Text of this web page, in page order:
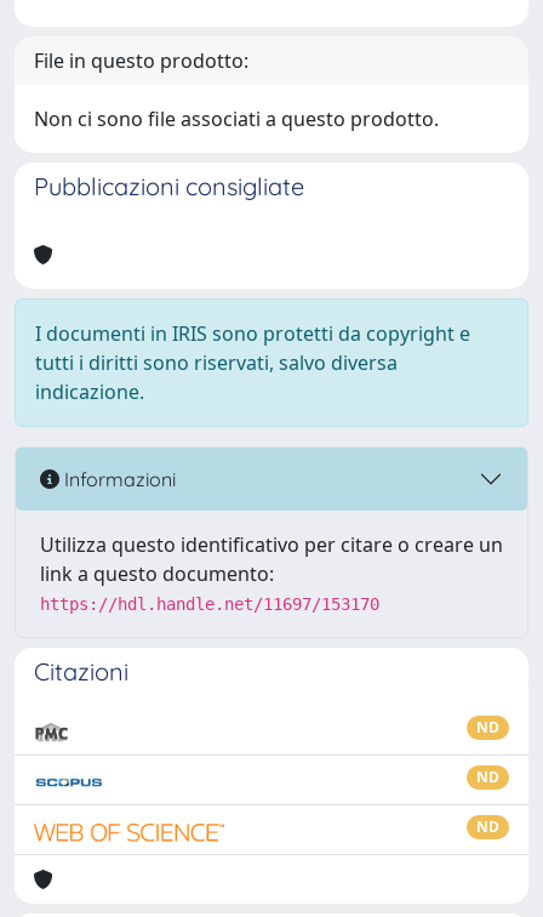
File in questo prodotto:
Non ci sono file associati a questo prodotto.
Pubblicazioni consigliate
I documenti in IRIS sono protetti da copyright e
tutti i diritti sono riservati, salvo diversa
indicazione.
Informazioni
Utilizza questo identificativo per citare o creare un
link a questo documento:
https://hdl.handle.net/11697/153170
Citazioni
ND
ND
ND